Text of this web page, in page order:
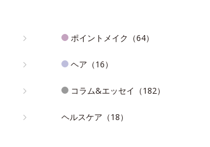
ポイントメイク（64）
ヘア（16）
コラム&エッセイ（182）
ヘルスケア（18）